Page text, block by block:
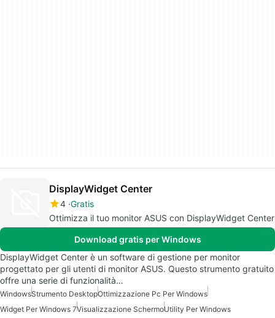
DisplayWidget Center
4 Gratis
Ottimizza il tuo monitor ASUS con DisplayWidget Center
Download gratis per Windows
DisplayWidget Center è un software di gestione per monitor
progettato per gli utenti di monitor ASUS. Questo strumento gratuito
offre una serie di funzionalità…
WindowsStrumento DesktopOttimizzazione Pc Per Windows
Widget Per Windows 7Visualizzazione SchermoUtility Per Windows